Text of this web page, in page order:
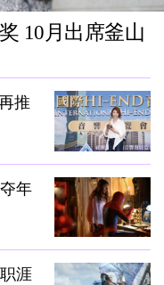
10月出席釜山
推
年
涯